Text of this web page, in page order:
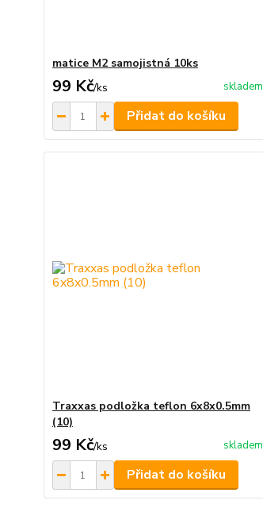
matice M2 samojistná 10ks
99 Kč/ks skladem
Přidat do košíku
Traxxas podložka teflon 6x8x0.5mm
(10)
99 Kč/ks skladem
Přidat do košíku